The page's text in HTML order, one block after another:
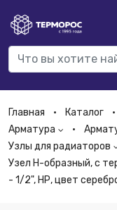
Главная Каталог
Арматура
Узлы для радиаторов
Узел Н-образный, с
- 1/2", НР, цвет